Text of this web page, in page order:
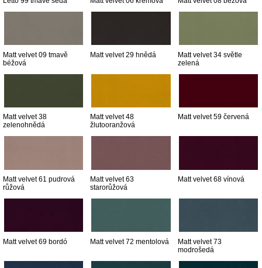
Matt velvet 09 tmavě
béžová
Matt velvet 29 hnědá
Matt velvet 34 světle
zelená
Matt velvet 38
zelenohnědá
Matt velvet 48
žlutooranžová
Matt velvet 59 červená
Matt velvet 61 pudrová
růžová
Matt velvet 63
starorůžová
Matt velvet 68 vínová
Matt velvet 69 bordó Matt velvet 72 mentolová
Matt velvet 73
modrošedá